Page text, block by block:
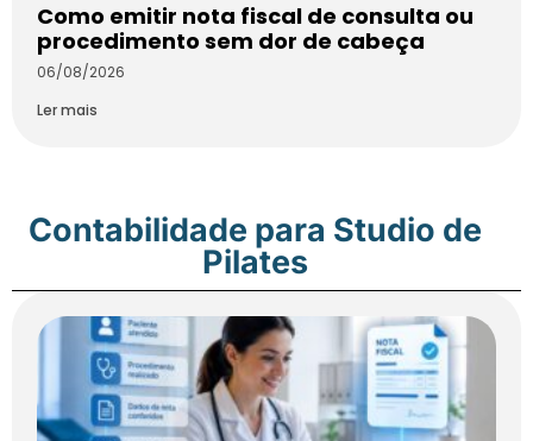
Como emitir nota fiscal de consulta ou
procedimento sem dor de cabeça
06/08/2026
Ler mais
Contabilidade para Studio de
Pilates